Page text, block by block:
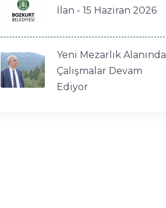
İlan - 15 Haziran 2026
Yeni Mezarlık Alanında
Çalışmalar Devam
Ediyor